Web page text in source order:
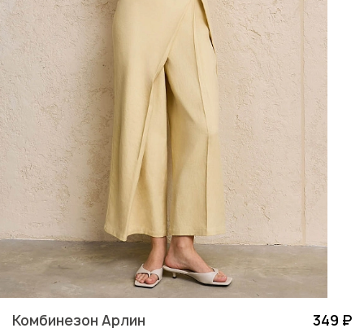
Комбинезон Арлин 349 ₽